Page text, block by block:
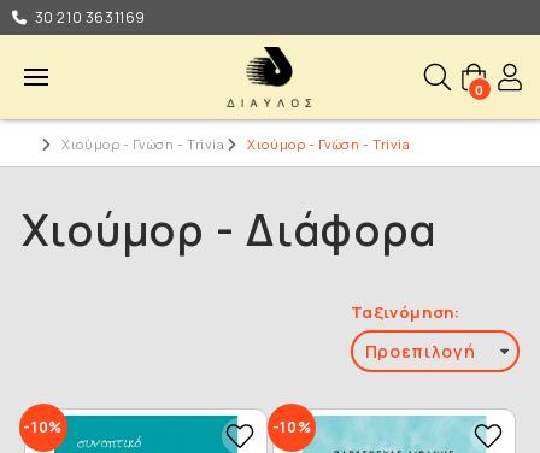
30 210 3631169
0
Χιούμορ - Γνώση - Trivia Χιούμορ - Γνώση - Trivia
Χιούμορ - Διάφορα
Ταξινόμηση:
-10% -10%